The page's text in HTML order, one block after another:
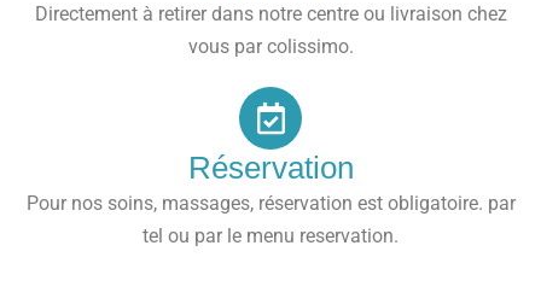
Directement à retirer dans notre centre ou livraison chez
vous par colissimo.
Réservation
Pour nos soins, massages, réservation est obligatoire. par
tel ou par le menu reservation.